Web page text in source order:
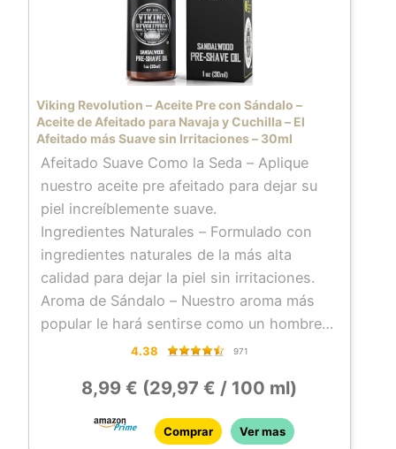
Viking Revolution – Aceite Pre con Sándalo –
Aceite de Afeitado para Navaja y Cuchilla – El
Afeitado más Suave sin Irritaciones – 30ml
Afeitado Suave Como la Seda – Aplique
nuestro aceite pre afeitado para dejar su
piel increíblemente suave.
Ingredientes Naturales – Formulado con
ingredientes naturales de la más alta
calidad para dejar la piel sin irritaciones.
Aroma de Sándalo – Nuestro aroma más
popular le hará sentirse como un hombre
gotas para preparar su cara para la mejor
experiencia de afeitado.
La Promesa Viking – Si por alguna razón no
4.38 971
8,99 € (29,97 € / 100 ml)
Comprar Ver mas